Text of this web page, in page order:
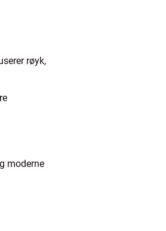
røyk,
moderne